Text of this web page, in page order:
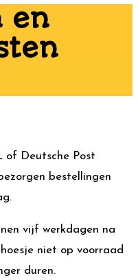
en
of Deutsche Post
bestellingen
vijf werkdagen na
niet op voorraad
duren.